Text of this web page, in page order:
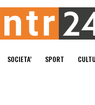
SOCIETA’ SPORT